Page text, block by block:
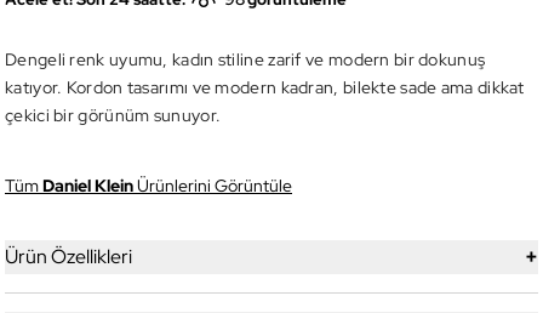
Dengeli renk uyumu, kadın stiline zarif ve modern bir dokunuş
katıyor. Kordon tasarımı ve modern kadran, bilekte sade ama dikkat
çekici bir görünüm sunuyor.
TümDaniel KleinÜrünlerini Görüntüle
Ürün Özellikleri +